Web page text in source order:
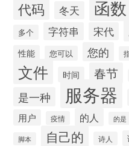
代码 冬天 函数
多个 字符串 宋代
性能 您可以 您的
文件 时间 春节
是一种 服务器
用户 疫情 的人 的是
脚本 自己的 诗人